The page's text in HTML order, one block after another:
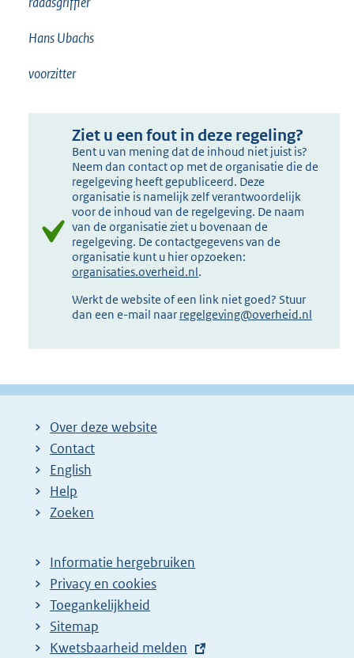
Hans Ubachs
voorzitter
Ziet u een fout in deze regeling?
Bent u van mening dat de inhoud niet juist is?
Neem dan contact op met de organisatie die de
regelgeving heeft gepubliceerd. Deze
organisatie is namelijk zelf verantwoordelijk
voor de inhoud van de regelgeving. De naam
van de organisatie ziet u bovenaan de
regelgeving. De contactgegevens van de
organisatie kunt u hier opzoeken:
organisaties.overheid.nl.
Werkt de website of een link niet goed? Stuur
dan een e-mail naar regelgeving@overheid.nl
Over deze website
Contact
English
Help
Zoeken
Informatie hergebruiken
Privacy en cookies
Toegankelijkheid
Sitemap
E
Kwetsbaarheid melden